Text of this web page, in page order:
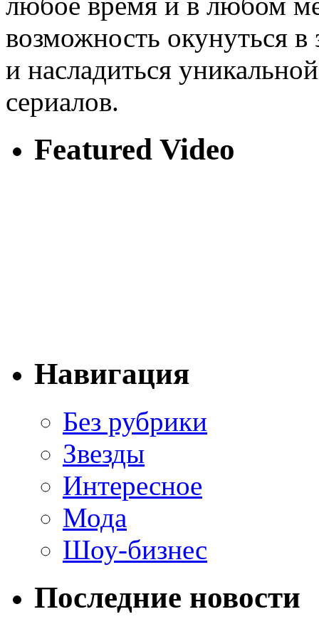
возможность окунуться
и насладиться
сериалов.
Featured Video
Навигация
Без рубрики
Звезды
Интересное
Мода
Шоу-бизнес
Последние новости